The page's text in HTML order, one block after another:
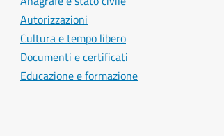
Autorizzazioni
Cultura e tempo libero
Documenti e certificati
Educazione e formazione